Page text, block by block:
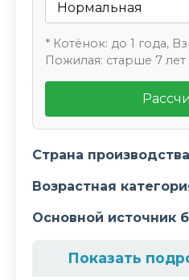
* Котёнок: до 1 года,
Пожилая: старше 7 лет
Страна
Возрастная
Основной источник
Показать